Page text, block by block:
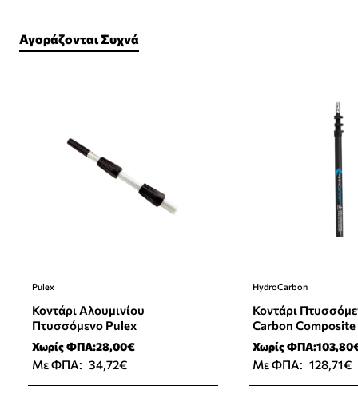
Αγοράζονται Συχνά
Pulex
Κοντάρι Αλουμινίου
Πτυσσόμενο Pulex
Χωρίς ΦΠΑ:28,00€
Με ΦΠΑ: 34,72€
HydroCarbon
Κοντάρι
Carbon
Τμημάτων
Χωρίς
Με ΦΠΑ: 128,71€